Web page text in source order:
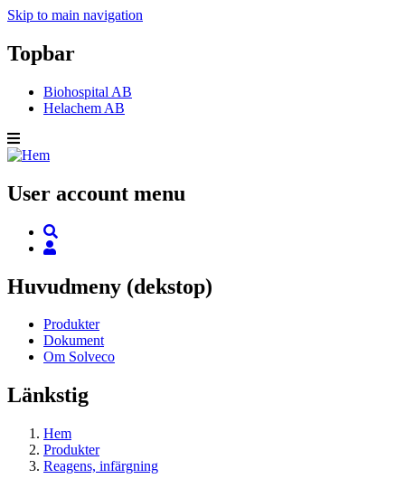
Skip to main navigation
Topbar
Biohospital AB
Helachem AB
User account menu
Huvudmeny (dekstop)
Produkter
Dokument
Om Solveco
Länkstig
Hem
Produkter
Reagens, infärgning